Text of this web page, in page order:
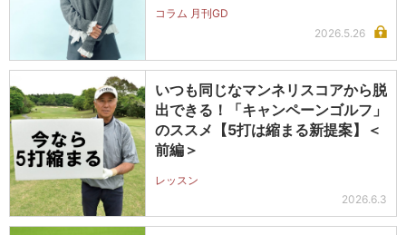
コラム 月刊GD
2026.5.26
いつも同じなマンネリスコアから脱
出できる！「キャンペーンゴルフ」
のススメ【5打は縮まる新提案】＜
前編＞
レッスン
2026.6.3